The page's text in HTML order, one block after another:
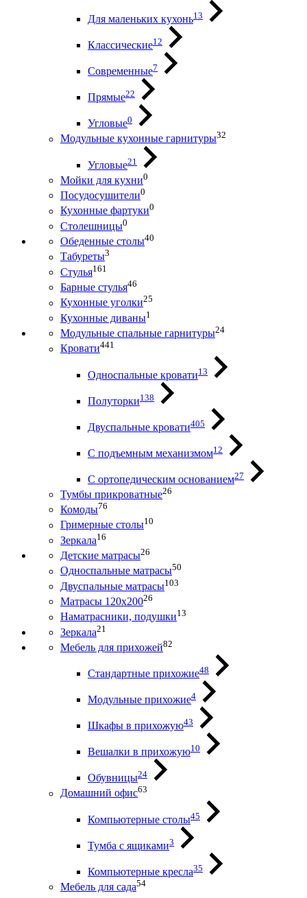
Для маленьких кухонь13
Классические12
Современные7
Прямые22
Угловые0
Модульные кухонные гарнитуры32
Угловые21
Мойки для кухни0
Посудосушители0
Кухонные фартуки0
Столешницы0
Обеденные столы40
Табуреты3
Стулья161
Барные стулья46
Кухонные уголки25
Кухонные диваны1
Модульные спальные гарнитуры24
Кровати441
Односпальные кровати13
Полуторки138
Двуспальные кровати405
С подъемным механизмом12
С ортопедическим основанием27
Тумбы прикроватные26
Комоды76
Гримерные столы10
Зеркала16
Детские матрасы26
Односпальные матрасы50
Двуспальные матрасы103
Матрасы 120х20026
Наматрасники, подушки13
Зеркала21
Мебель для прихожей82
Стандартные прихожие48
Модульные прихожие4
Шкафы в прихожую43
Вешалки в прихожую10
Обувницы24
Домашний офис63
Компьютерные столы45
Тумба с ящиками3
Компьютерные кресла35
Мебель для сада54